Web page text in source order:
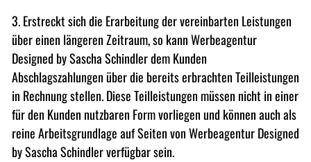
3. Erstreckt sich die Erarbeitung der vereinbarten Leistungen
über einen längeren Zeitraum, so kann Werbeagentur
Designed by Sascha Schindler dem Kunden
Abschlagszahlungen über die bereits erbrachten Teilleistungen
in Rechnung stellen. Diese Teilleistungen müssen nicht in einer
für den Kunden nutzbaren Form vorliegen und können auch als
reine Arbeitsgrundlage auf Seiten von Werbeagentur Designed
by Sascha Schindler verfügbar sein.